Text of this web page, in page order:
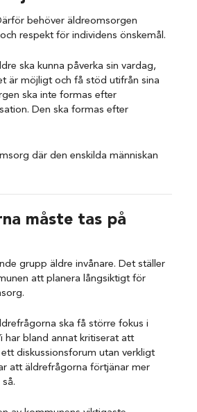
behöver äldreomsorgen
respekt för individens önskemål.
ska kunna påverka sin vardag,
är möjligt och få stöd utifrån sina
ska inte formas efter
Den ska formas efter
där den enskilda människan
måste tas på
grupp äldre invånare. Det ställer
att planera långsiktigt för
ska få större fokus i
har bland annat kritiserat att
diskussionsforum utan verkligt
att äldrefrågorna förtjänar mer